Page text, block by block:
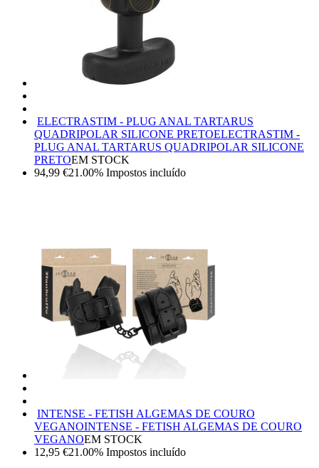
ELECTRASTIM - PLUG ANAL TARTARUS
QUADRIPOLAR SILICONE PRETOELECTRASTIM -
PLUG ANAL TARTARUS QUADRIPOLAR SILICONE
PRETOEM STOCK
94,99 €21.00% Impostos incluído
INTENSE - FETISH ALGEMAS DE COURO
VEGANOINTENSE - FETISH ALGEMAS DE COURO
VEGANOEM STOCK
12,95 €21.00% Impostos incluído